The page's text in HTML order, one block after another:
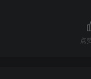
点